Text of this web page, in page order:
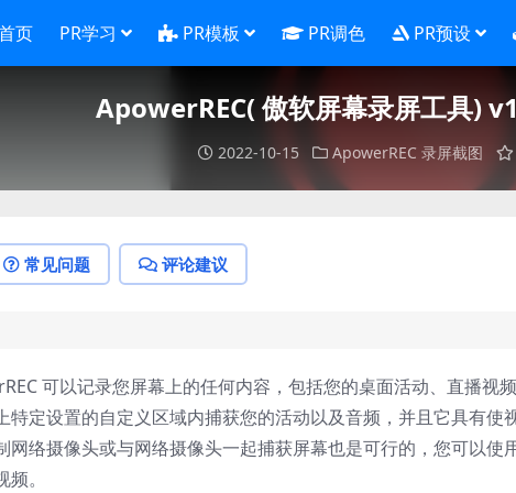
页 PR学习 PR模板 PR调色 PR预设
ApowerREC( 傲软屏幕录屏工具)
2022-10-15 ApowerREC 录屏截图
常见问题 评论建议
可以记录您屏幕上的任何内容，包括您的桌面活动、直播视
特定设置的自定义区域内捕获您的活动以及音频，并且它具有使
网络摄像头或与网络摄像头一起捕获屏幕也是可行的，您可以使
。